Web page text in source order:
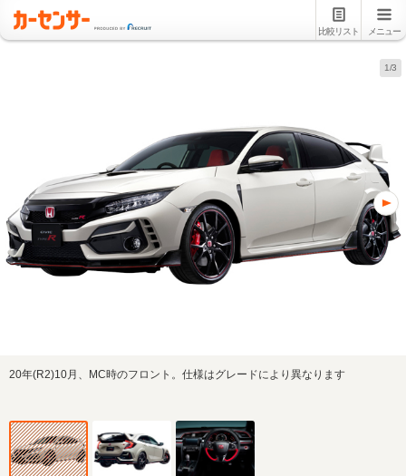
比較リスト メニュー
1/3
20年(R2)10月、MC時のフロント。仕様はグレードにより異なります